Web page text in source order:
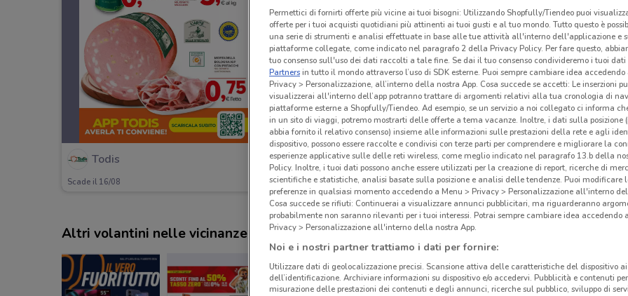
Todis
Scade il 16/08 6.1 km
Altri volantini nelle vicinanze
Gli
con
Permettici di fornirti offerte più vicine ai tuoi bisogni: Utilizzando Shopfully/Tiendeo puoi
offerte per i tuoi acquisti quotidiani più attinenti ai tuoi gusti e al tuo mondo. Tutto questo è
una serie di strumenti e analisi effettuate in base alle tue attività all'interno dell'applicazione e
piattaforme collegate, come indicato nel paragrafo 2 della Privacy Policy. Per fare questo,
tuo consenso sull'uso dei dati raccolti a tale fine. Se dai il tuo consenso condivideremo i tuoi dati
Partnersin tutto il mondo attraverso l’uso di SDK esterne. Puoi sempre cambiare idea accedendo
Privacy > Personalizzazione, all’interno della nostra App. Cosa succede se accetti: Le inserzioni
visualizzerai all'interno dell’app potranno trattare di argomenti relativi alla tua cronologia di
piattaforme esterne a Shopfully/Tiendeo. Ad esempio, se un servizio a noi collegato ci informa
in un sito di viaggi, potremo mostrarti delle offerte a tema vacanze. Inoltre, i dati sulla posizione
abbia fornito il relativo consenso) insieme alle informazioni sulle prestazioni della rete e agli
dispositivo, possono essere raccolte e condivisi con terze parti per comprendere e migliorare la
esperienze applicative sulle delle reti wireless, come meglio indicato nel paragrafo 13.b della
Policy. Inoltre, i tuoi dati possono anche essere utilizzati per la creazione di report, ricerche di
scientifiche e statistiche, analisi basate sulla posizione e analisi delle tendenze. Puoi modificare
preferenze in qualsiasi momento accedendo a Menu > Privacy > Personalizzazione all'interno
Cosa succede se rifiuti: Continuerai a visualizzare annunci pubblicitari, ma riguarderanno
probabilmente non saranno rilevanti per i tuoi interessi. Potrai sempre cambiare idea accedendo
Privacy > Personalizzazione all'interno della nostra App.
Noi e i nostri partner trattiamo i dati per fornire:
Utilizzare dati di geolocalizzazione precisi. Scansione attiva delle caratteristiche del dispositivo
dell’identificazione. Archiviare informazioni su dispositivo e/o accedervi. Pubblicità e contenuti
misurazione delle prestazioni dei contenuti e degli annunci, ricerche sul pubblico, sviluppo di